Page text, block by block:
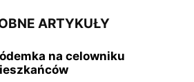
ARTYKUŁY
na celowniku